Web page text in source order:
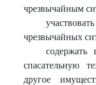
чрезвычайным
чрезвычайных
содержать
спасательную
другое